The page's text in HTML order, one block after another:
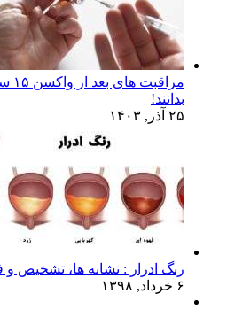
بدانند!
۲۵ آذر, ۱۴۰۳
رنگ ادرار : نشانه ها، تشخیص و
۶ خرداد, ۱۳۹۸